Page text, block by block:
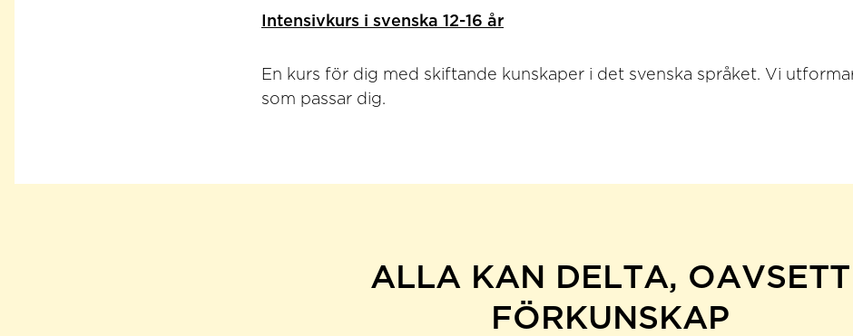
Intensivkurs i svenska 12-16 år
En kurs för dig med skiftande kunskaper i det svenska språket. Vi
som passar dig.
ALLA KAN DELTA, OAVSETT
FÖRKUNSKAP